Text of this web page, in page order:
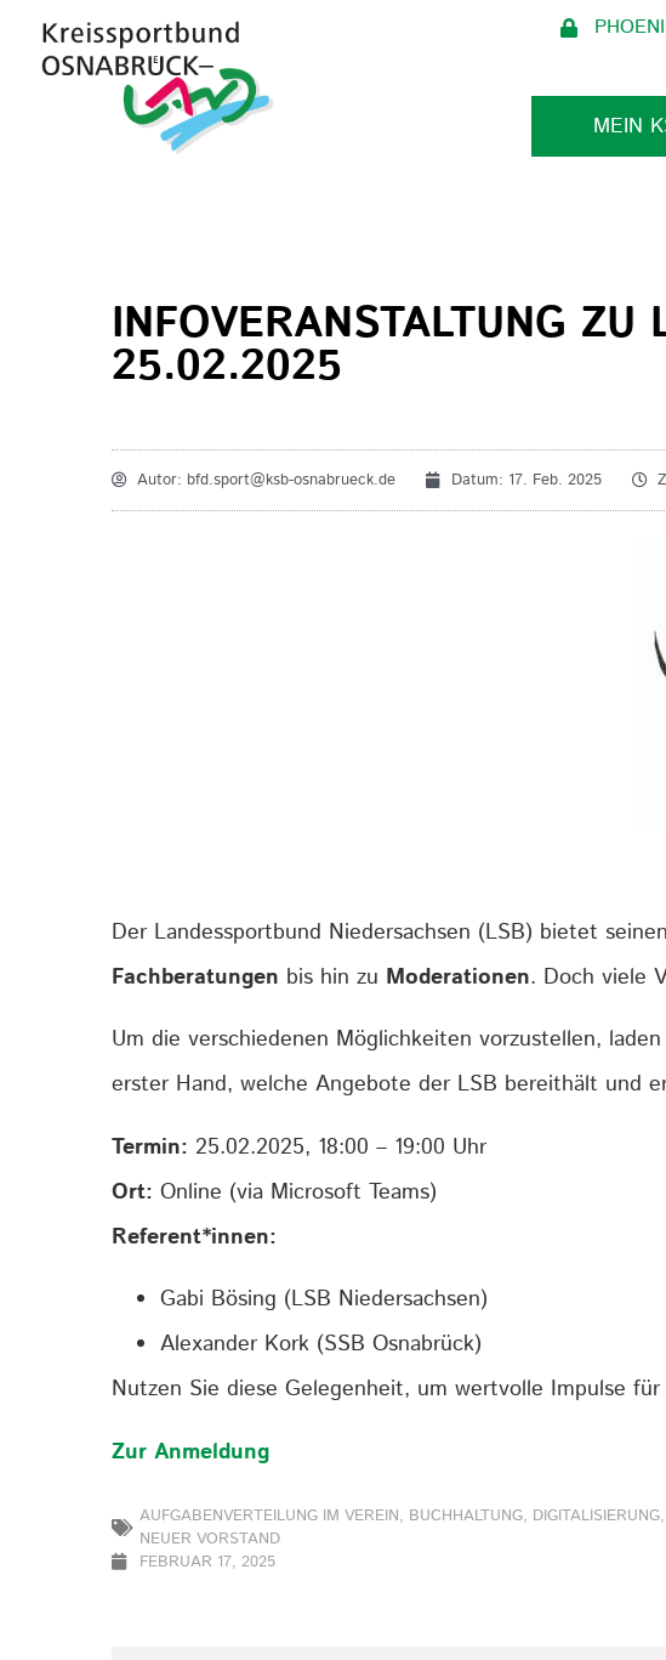
MEIN
INFOVERANSTALTUNG
25.02.2025
Autor: bfd.sport@ksb-osnabrueck.de Datum: 17. Feb. 2025
Der Landessportbund Niedersachsen (LSB) bietet
Fachberatungen bis hin zu Moderationen. Doch viele
Um die verschiedenen Möglichkeiten vorzustellen,
erster Hand, welche Angebote der LSB bereithält und
Termin: 25.02.2025, 18:00 – 19:00 Uhr
Ort: Online (via Microsoft Teams)
Referent*innen:
Gabi Bösing (LSB Niedersachsen)
Alexander Kork (SSB Osnabrück)
Nutzen Sie diese Gelegenheit, um wertvolle Impulse
Zur Anmeldung
AUFGABENVERTEILUNG IM VEREIN, BUCHHALTUNG, DIGITALISIERUNG,
NEUER VORSTAND
FEBRUAR 17, 2025